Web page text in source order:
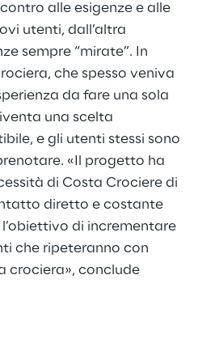
alle esigenze e alle
utenti, dall’altra
sempre “mirate”. In
che spesso veniva
da fare una sola
una scelta
e gli utenti stessi sono
«Il progetto ha
di Costa Crociere di
diretto e costante
di incrementare
che ripeteranno con
crociera», conclude